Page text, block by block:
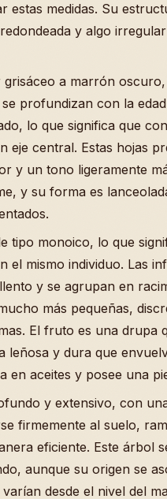
estas medidas. Su
y algo
a marrón
profundizan con la
lo que significa que
eje central. Estas hojas
y un tono ligeramente
y su forma es
tipo monoico, lo que
el mismo individuo. Las
y se agrupan en
más pequeñas,
El fruto es una drupa
leñosa y dura que
en aceites y posee una
y extensivo, con
firmemente al suelo,
eficiente. Este árbol
aunque su origen se
desde el nivel del